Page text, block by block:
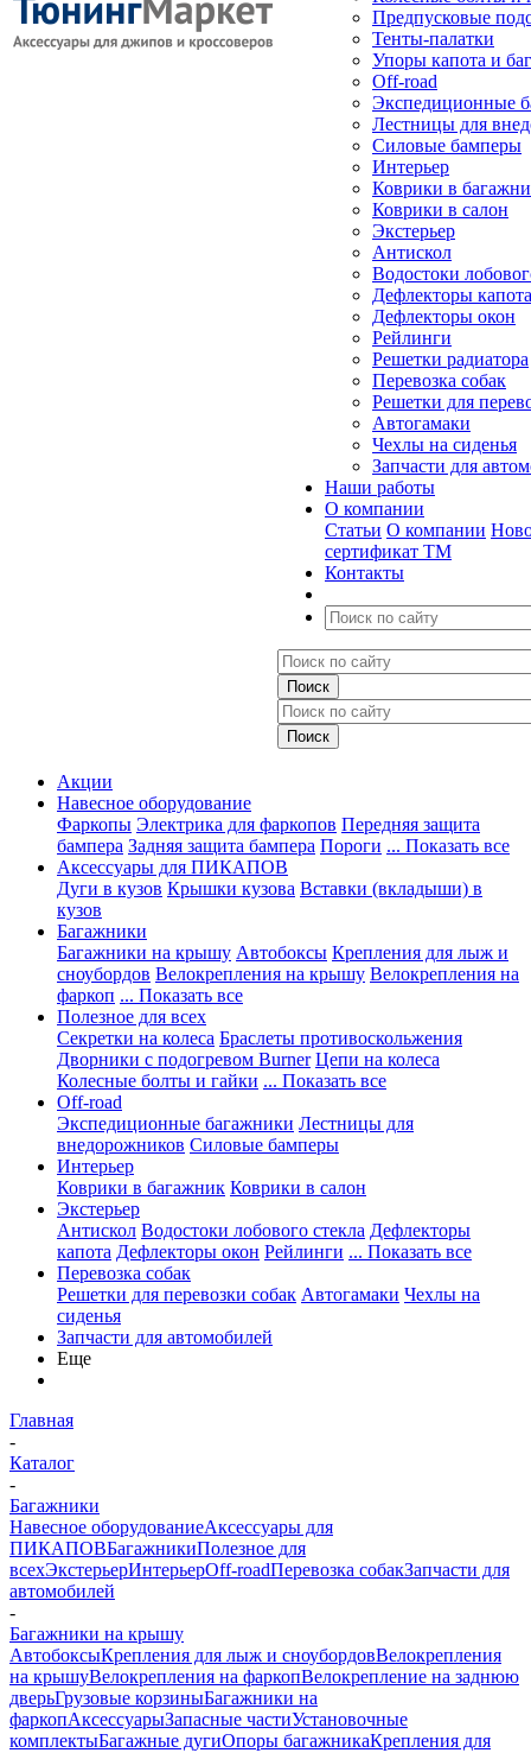
Предпусковые
Тенты-палатки
Упоры капота и
Off-road
Экспедиционные
Лестницы для
Силовые бамперы
Интерьер
Коврики в
Коврики в салон
Экстерьер
Антискол
Водостоки
Дефлекторы капота
Дефлекторы окон
Рейлинги
Решетки радиатора
Перевозка собак
Решетки для
Автогамаки
Чехлы на сиденья
Запчасти для
Наши работы
О компании
Статьи О компании
сертификат ТМ
Контакты
Акции
Навесное оборудование
Фаркопы Электрика для фаркопов Передняя защита
бампера Задняя защита бампера Пороги ... Показать все
Аксессуары для ПИКАПОВ
Дуги в кузов Крышки кузова Вставки (вкладыши) в
кузов
Багажники
Багажники на крышу Автобоксы Крепления для лыж и
сноубордов Велокрепления на крышу Велокрепления на
фаркоп ... Показать все
Полезное для всех
Секретки на колеса Браслеты противоскольжения
Дворники с подогревом Burner Цепи на колеса
Колесные болты и гайки ... Показать все
Off-road
Экспедиционные багажники Лестницы для
внедорожников Силовые бамперы
Интерьер
Коврики в багажник Коврики в салон
Экстерьер
Антискол Водостоки лобового стекла Дефлекторы
капота Дефлекторы окон Рейлинги ... Показать все
Перевозка собак
Решетки для перевозки собак Автогамаки Чехлы на
сиденья
Запчасти для автомобилей
Еще
Главная
-
Каталог
-
Багажники
Навесное оборудованиеАксессуары для
ПИКАПОВБагажникиПолезное для
всехЭкстерьерИнтерьерOff-roadПеревозка собакЗапчасти для
автомобилей
-
Багажники на крышу
АвтобоксыКрепления для лыж и сноубордовВелокрепления
на крышуВелокрепления на фаркопВелокрепление на заднюю
дверьГрузовые корзиныБагажники на
фаркопАксессуарыЗапасные частиУстановочные
комплектыБагажные дугиОпоры багажникаКрепления для